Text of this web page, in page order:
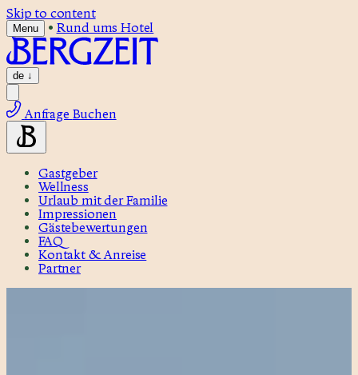
Skip to content
Menu • Rund ums Hotel
de ↓
Anfrage Buchen
Gastgeber
Wellness
Urlaub mit der Familie
Impressionen
Gästebewertungen
FAQ
Kontakt & Anreise
Partner